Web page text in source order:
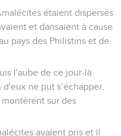
étaient dispersés
et dansaient à cause
pays des Philistins et de
l'aube de ce jour-là
ne put s’échapper,
sur des
avaient pris et il